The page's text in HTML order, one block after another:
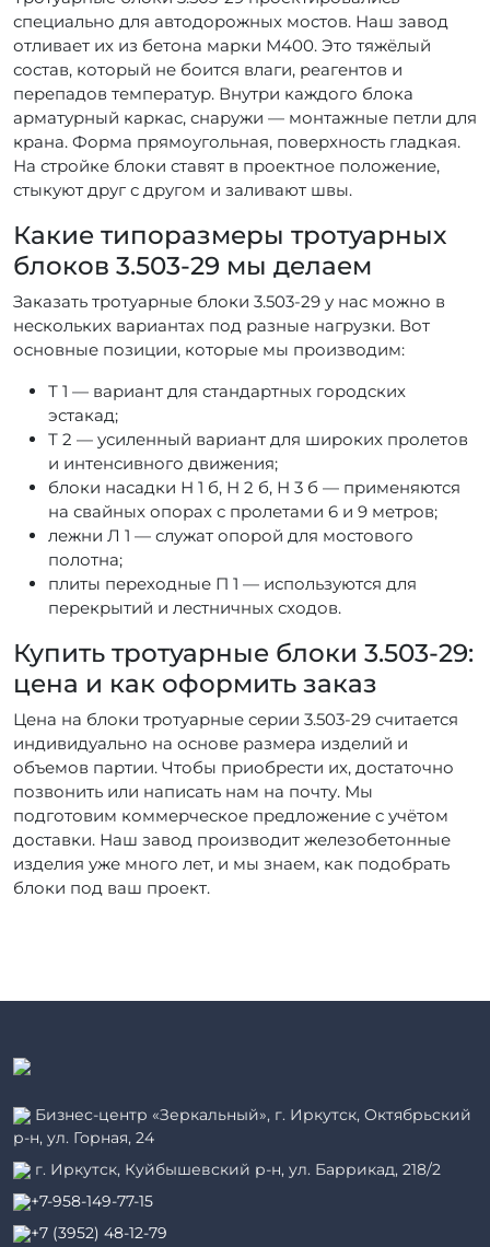
специально для автодорожных мостов. Наш завод
отливает их из бетона марки М400. Это тяжёлый
состав, который не боится влаги, реагентов и
перепадов температур. Внутри каждого блока
арматурный каркас, снаружи — монтажные петли для
крана. Форма прямоугольная, поверхность гладкая.
На стройке блоки ставят в проектное положение,
стыкуют друг с другом и заливают швы.
Какие типоразмеры тротуарных
блоков 3.503-29 мы делаем
Заказать тротуарные блоки 3.503-29 у нас можно в
нескольких вариантах под разные нагрузки. Вот
основные позиции, которые мы производим:
Т 1 — вариант для стандартных городских
эстакад;
Т 2 — усиленный вариант для широких пролетов
и интенсивного движения;
блоки насадки Н 1 б, Н 2 б, Н 3 б — применяются
на свайных опорах с пролетами 6 и 9 метров;
лежни Л 1 — служат опорой для мостового
полотна;
плиты переходные П 1 — используются для
перекрытий и лестничных сходов.
Купить тротуарные блоки 3.503-29:
цена и как оформить заказ
Цена на блоки тротуарные серии 3.503-29 считается
индивидуально на основе размера изделий и
объемов партии. Чтобы приобрести их, достаточно
позвонить или написать нам на почту. Мы
подготовим коммерческое предложение с учётом
доставки. Наш завод производит железобетонные
изделия уже много лет, и мы знаем, как подобрать
блоки под ваш проект.
Бизнес-центр «Зеркальный», г. Иркутск, Октябрьский
р-н, ул. Горная, 24
г. Иркутск, Куйбышевский р-н, ул. Баррикад, 218/2
+7-958-149-77-15
+7 (3952) 48-12-79